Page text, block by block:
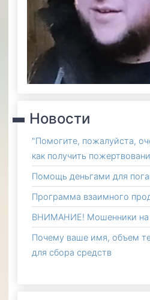
Новости
"Помогите, пожалуйста,
как получить
Помощь деньгами для
Программа взаимного
ВНИМАНИЕ! Мошенники на
Почему ваше имя, объем
для сбора средств